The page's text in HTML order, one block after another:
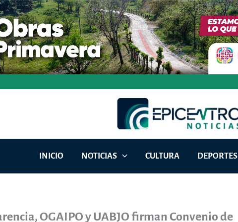
INICIO NOTICIAS CULTURA DEPORTES
OGAIPO y UABJO firman Convenio de